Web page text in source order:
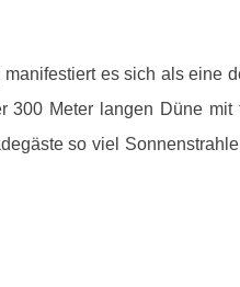
manifestiert es sich als eine
300 Meter langen Düne
so viel